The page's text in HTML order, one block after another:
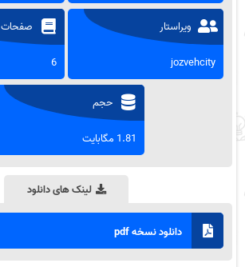
ویراستار
jozvehcity
صفحات
6
حجم
1.81 مگابایت
لینک های دانلود
دانلود نسخه pdf